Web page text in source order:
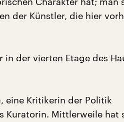
der Künstler, die hier
der vierten Etage des
eine Kritikerin der Politik
Kuratorin. Mittlerweile hat